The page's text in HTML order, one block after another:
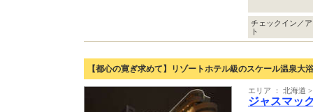
チェックイン／
ト
【都心の寛ぎ求めて】リゾートホテル級のスケール温泉大
エリア ： 北海道
ジャスマッ